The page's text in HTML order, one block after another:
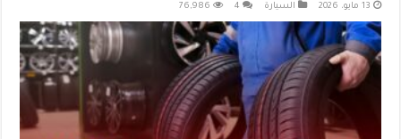
13 مايو، 2026 السيارة 4
76,986